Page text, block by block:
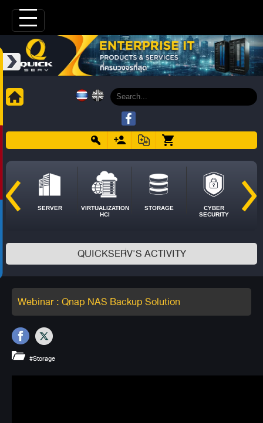
SERVER
VIRTUALIZATION
HCI
STORAGE
CYBER
SECURITY
QUICKSERV'S ACTIVITY
Webinar : Qnap NAS Backup Solution
#Storage